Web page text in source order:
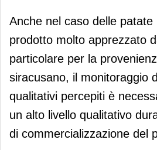
Anche nel caso delle patate
prodotto molto apprezzato
particolare per la
siracusano, il monitoraggio
qualitativi percepiti è
un alto livello qualitativo
di commercializzazione del